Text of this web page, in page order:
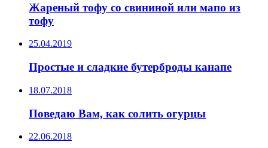
Жареный тофу со свининой или мапо из
тофу
25.04.2019
Простые и сладкие бутерброды канапе
18.07.2018
Поведаю Вам, как солить огурцы
22.06.2018